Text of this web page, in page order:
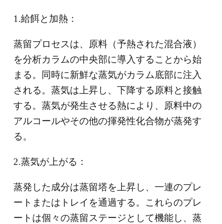
1.給餌と加熱：
蒸留プロセスは、原料（予熱された混合液）
を分析カラムの中央部に導入することから始
まる。同時に新鮮な蒸気がカラム底部に注入
される。蒸気は上昇し、下降する原料と接触
する。蒸気が発生させる熱により、原料中の
アルコールやその他の揮発性化合物が蒸発す
る。
2.蒸気が上がる：
蒸発した成分は蒸留塔を上昇し、一連のプレ
ートまたはトレイを通過する。これらのプレ
ートは個々の蒸留ステージとして機能し、蒸